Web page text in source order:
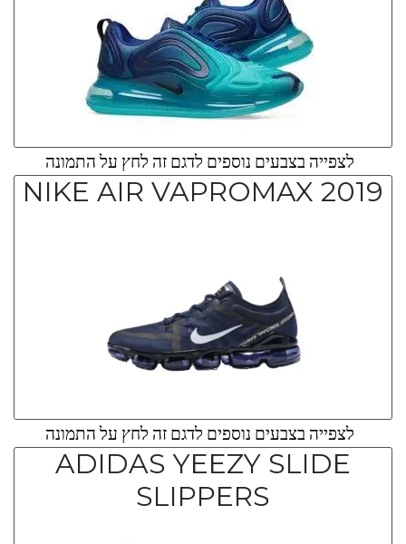
לצפייה בצבעים נוספים לדגם זה לחץ על התמונה
NIKE AIR VAPROMAX 2019
לצפייה בצבעים נוספים לדגם זה לחץ על התמונה
ADIDAS YEEZY SLIDE
SLIPPERS